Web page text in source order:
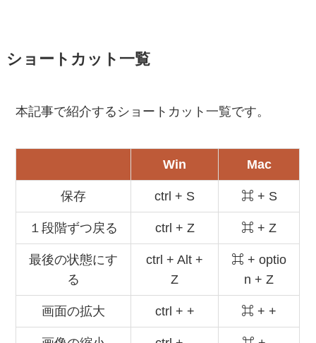
ショートカット一覧
本記事で紹介するショートカット一覧です。
Win Mac
保存 ctrl + S ⌘ + S
１段階ずつ戻る ctrl + Z ⌘ + Z
最後の状態にす
る
ctrl + Alt +
Z
⌘ + optio
n + Z
画面の拡大 ctrl + + ⌘ + +